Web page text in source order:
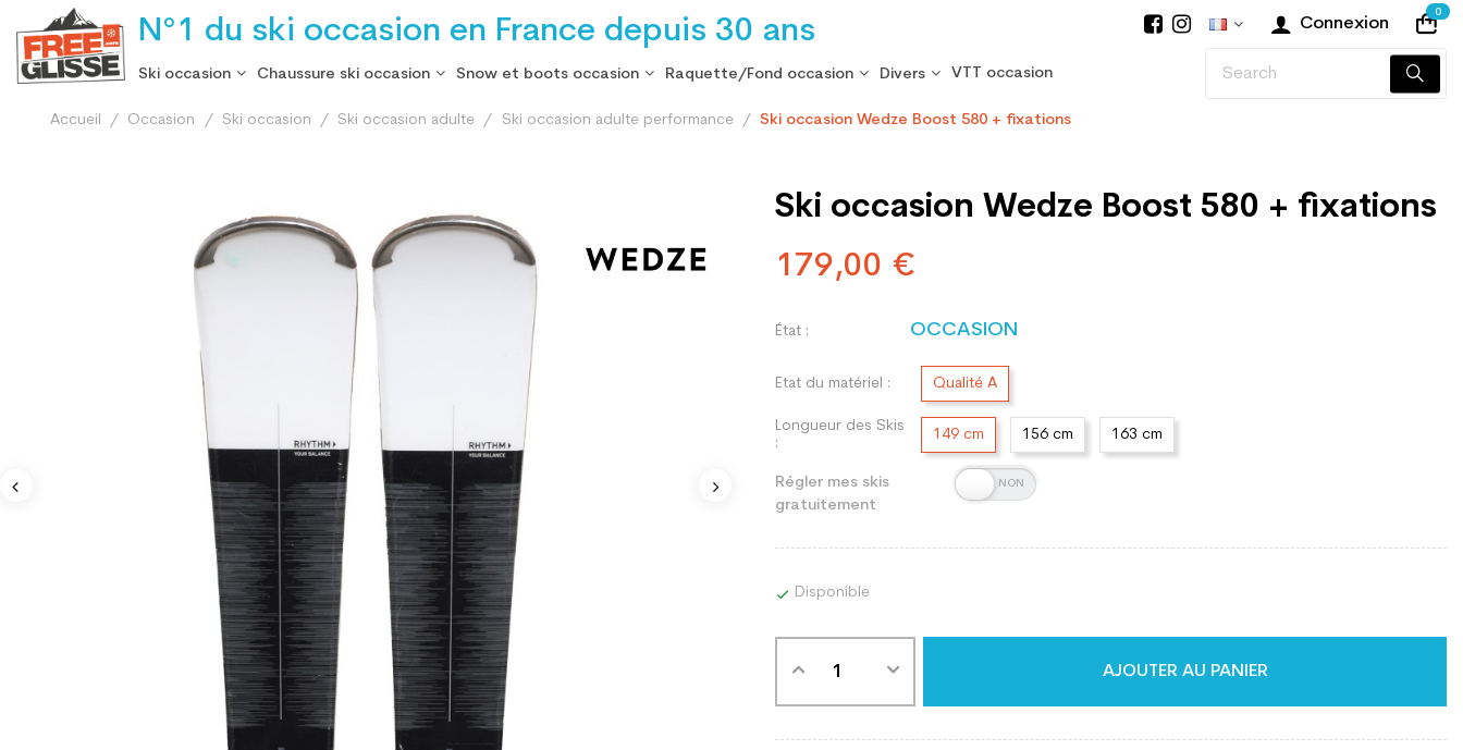
N°1 du ski occasion en France depuis 30 ans Connexion
0
Ski occasion Chaussure ski occasion Snow et boots occasion Raquette/Fond occasion Divers VTT occasion
Accueil Occasion Ski occasion Ski occasion adulte Ski occasion adulte performance Ski occasion Wedze Boost 580 + fixations
Ski occasion Wedze Boost 580 + fixations
179,00 €
État : OCCASION
Etat du matériel : Qualité A
Longueur des Skis
:
149 cm 156 cm 163 cm
Régler mes skis
gratuitement
 Disponible
AJOUTER AU PANIER